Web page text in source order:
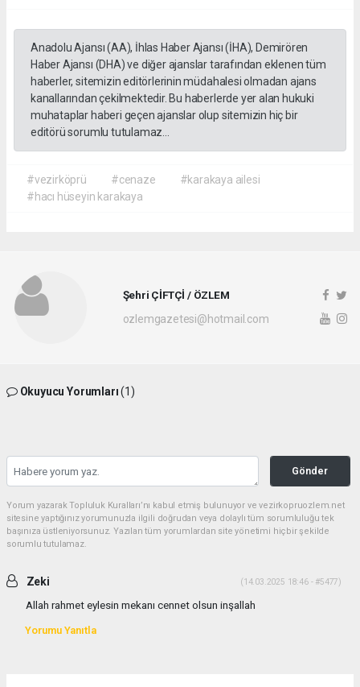
Anadolu Ajansı (AA), İhlas Haber Ajansı (İHA), Demirören
Haber Ajansı (DHA) ve diğer ajanslar tarafından eklenen tüm
haberler, sitemizin editörlerinin müdahalesi olmadan ajans
kanallarından çekilmektedir. Bu haberlerde yer alan hukuki
muhataplar haberi geçen ajanslar olup sitemizin hiç bir
editörü sorumlu tutulamaz...
#vezirköprü #cenaze
#karakaya ailesi
#hacı hüseyin karakaya
Şehri ÇİFTÇİ / ÖZLEM
ozlemgazetesi@hotmail.com
Okuyucu Yorumları(1)
Gönder
Yorum yazarak Topluluk Kuralları’nı kabul etmiş bulunuyor ve vezirkopruozlem.net
sitesine yaptığınız yorumunuzla ilgili doğrudan veya dolaylı tüm sorumluluğu tek
başınıza üstleniyorsunuz. Yazılan tüm yorumlardan site yönetimi hiçbir şekilde
sorumlu tutulamaz.
Zeki (14.03.2025 18:46 - #5477)
Allah rahmet eylesin mekanı cennet olsun inşallah
Yorumu Yanıtla